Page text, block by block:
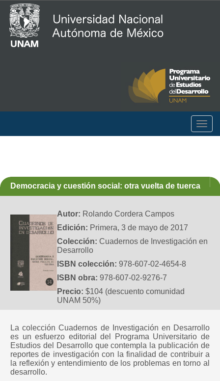
Democracia y cuestión social: otra vuelta de tuerca
Autor: Rolando Cordera Campos
Edición: Primera, 3 de mayo de 2017
Colección: Cuadernos de Investigación en
Desarrollo
ISBN colección: 978-607-02-4654-8
ISBN obra: 978-607-02-9276-7
Precio: $104 (descuento comunidad
UNAM 50%)
La colección Cuadernos de Investigación en Desarrollo
es un esfuerzo editorial del Programa Universitario de
Estudios del Desarrollo que contempla la publicación de
reportes de investigación con la finalidad de contribuir a
la reflexión y entendimiento de los problemas en torno al
desarrollo.